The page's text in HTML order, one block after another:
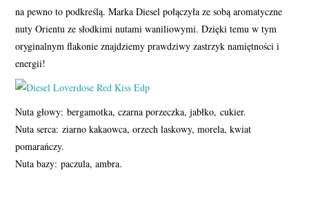
na pewno to podkreślą. Marka Diesel połączyła ze sobą aromatyczne
nuty Orientu ze słodkimi nutami waniliowymi. Dzięki temu w tym
oryginalnym flakonie znajdziemy prawdziwy zastrzyk namiętności i
energii!
Nuta głowy: bergamotka, czarna porzeczka, jabłko, cukier.
Nuta serca: ziarno kakaowca, orzech laskowy, morela, kwiat
pomarańczy.
Nuta bazy: paczula, ambra.